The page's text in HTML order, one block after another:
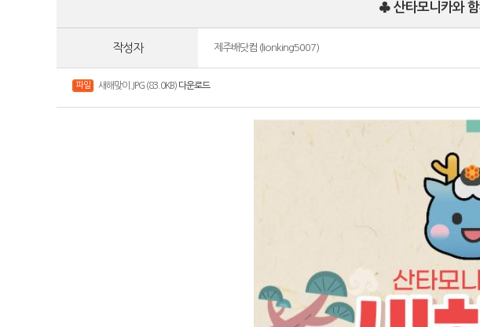
♣ 산타모니카와
작성자 제주배닷컴 (lionking5007)
파일 새해맞이.JPG (83.0KB) 다운로드